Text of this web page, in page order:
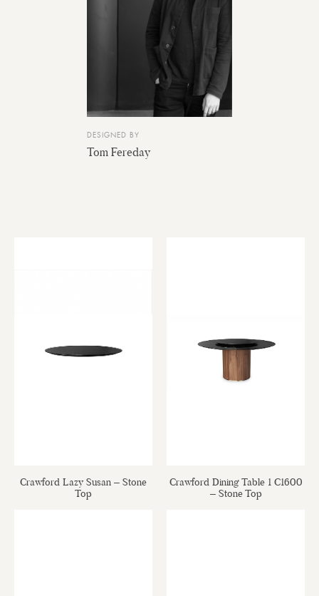
DESIGNED BY
Tom Fereday
Crawford Lazy Susan – Stone
Top
Crawford Dining Table 1 C1600
– Stone Top